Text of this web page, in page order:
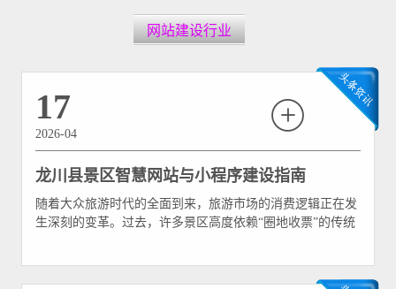
网站建设行业
17
2026-04
龙川县景区智慧网站与小程序建设指南
随着大众旅游时代的全面到来，旅游市场的消费逻辑正在发
生深刻的变革。过去，许多景区高度依赖“圈地收票”的传统
山风景区、佗城古镇、绿油花果小镇等丰富文旅资源的河源